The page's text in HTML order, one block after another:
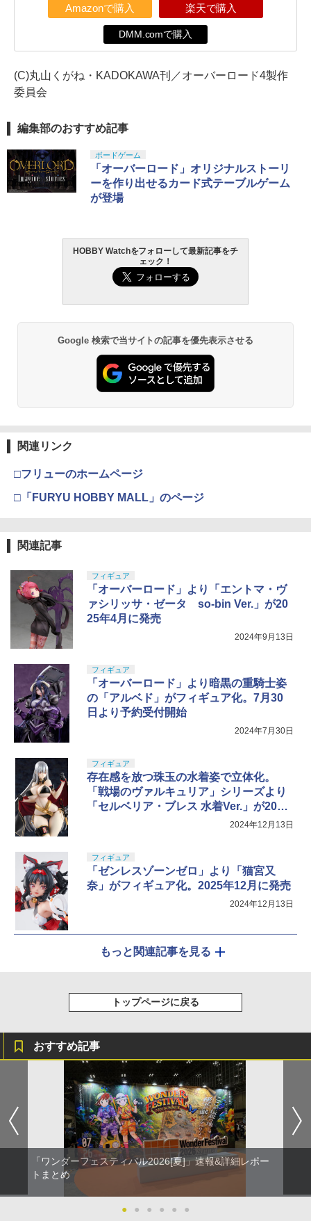
Amazonで購入 楽天で購入
DMM.comで購入
(C)丸山くがね・KADOKAWA刊／オーバーロード4製作
委員会
編集部のおすすめ記事
ボードゲーム
「オーバーロード」オリジナルストーリ
ーを作り出せるカード式テーブルゲーム
が登場
HOBBY Watchをフォローして最新記事をチ
ェック！
Google 検索で当サイトの記事を優先表示させる
関連リンク
□フリューのホームページ
□「FURYU HOBBY MALL」のページ
関連記事
フィギュア
「オーバーロード」より「エントマ・ヴ
ァシリッサ・ゼータ so-bin Ver.」が20
25年4月に発売
2024年9月13日
フィギュア
「オーバーロード」より暗黒の重騎士姿
の「アルベド」がフィギュア化。7月30
日より予約受付開始
2024年7月30日
フィギュア
存在感を放つ珠玉の水着姿で立体化。
「戦場のヴァルキュリア」シリーズより
「セルベリア・ブレス 水着Ver.」が2025
2024年12月13日
フィギュア
「ゼンレスゾーンゼロ」より「猫宮又
奈」がフィギュア化。2025年12月に発売
2024年12月13日
もっと関連記事を見る
トップページに戻る
おすすめ記事
「ワンダーフェスティバル2026[夏]」速報&詳細レポー
トまとめ
● ● ● ● ● ●